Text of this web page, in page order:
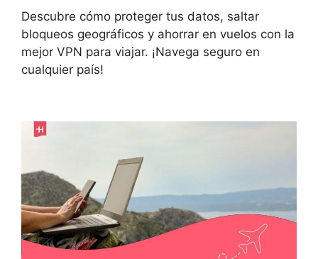
Descubre cómo proteger tus datos, saltar
bloqueos geográficos y ahorrar en vuelos con la
mejor VPN para viajar. ¡Navega seguro en
cualquier país!